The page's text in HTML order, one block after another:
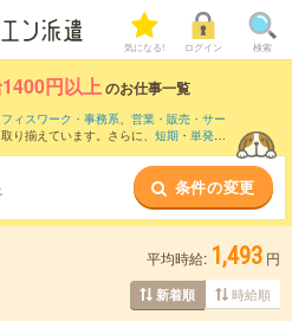
気になる! ログイン 検索
円以上のお仕事一覧
ィスワーク・事務系、 営業・販売・サー
り揃えています。さらに、 短期 ・ 単発な
条件の変更
平均時給: 1,493 円
新着順 時給順